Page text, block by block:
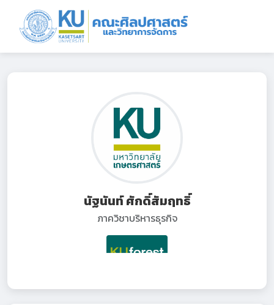
นัฐนันท์ ศักดิ์สัมฤทธิ์
ภาควิชาบริหารธุรกิจ